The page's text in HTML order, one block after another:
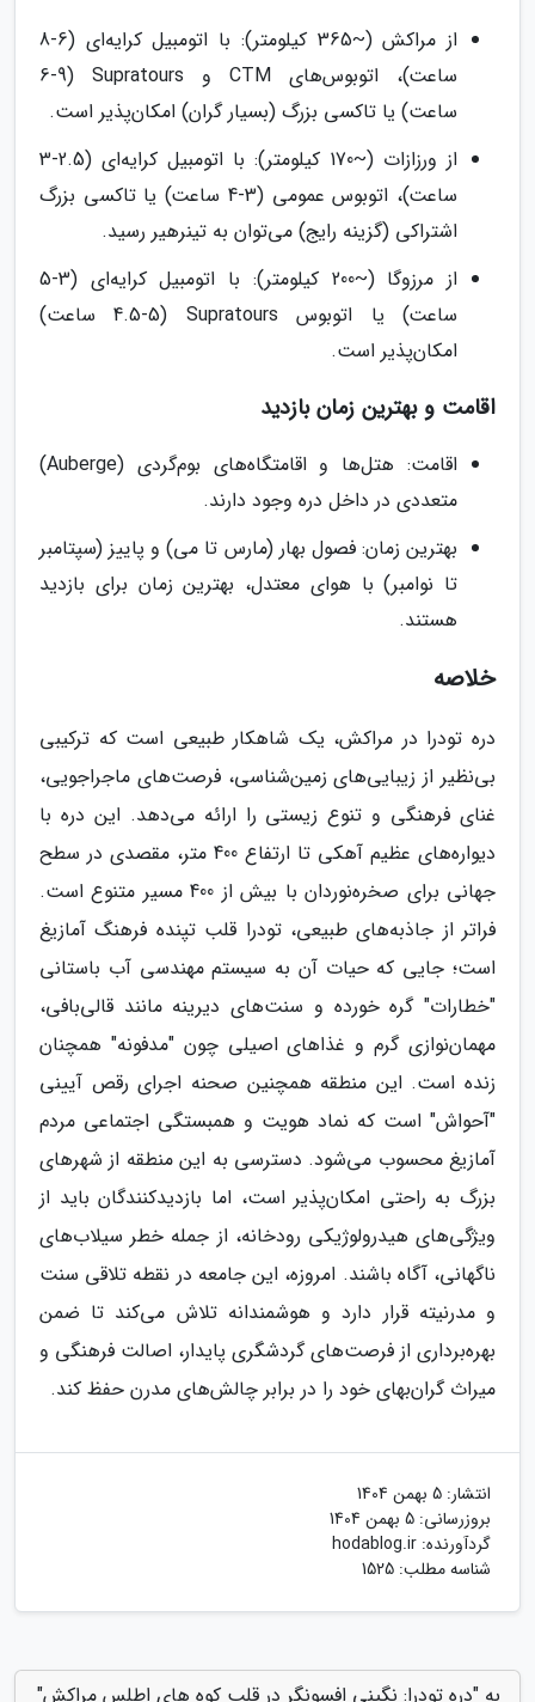
از مراکش (~365 کیلومتر): با اتومبیل کرایه‌ای (6-8
ساعت)، اتوبوس‌های CTM و Supratours (6-9
ساعت) یا تاکسی بزرگ (بسیار گران) امکان‌پذیر است.
از ورزازات (~170 کیلومتر): با اتومبیل کرایه‌ای (2.5-3
ساعت)، اتوبوس عمومی (3-4 ساعت) یا تاکسی بزرگ
اشتراکی (گزینه رایج) می‌توان به تینرهیر رسید.
از مرزوگا (~200 کیلومتر): با اتومبیل کرایه‌ای (3-5
ساعت) یا اتوبوس Supratours (4.5-5 ساعت)
امکان‌پذیر است.
اقامت و بهترین زمان بازدید
اقامت: هتل‌ها و اقامتگاه‌های بوم‌گردی (Auberge)
متعددی در داخل دره وجود دارند.
بهترین زمان: فصول بهار (مارس تا می) و پاییز (سپتامبر
تا نوامبر) با هوای معتدل، بهترین زمان برای بازدید
هستند.
خلاصه
دره تودرا در مراکش، یک شاهکار طبیعی است که ترکیبی
بی‌نظیر از زیبایی‌های زمین‌شناسی، فرصت‌های ماجراجویی،
غنای فرهنگی و تنوع زیستی را ارائه می‌دهد. این دره با
دیواره‌های عظیم آهکی تا ارتفاع 400 متر، مقصدی در سطح
جهانی برای صخره‌نوردان با بیش از 400 مسیر متنوع است.
فراتر از جاذبه‌های طبیعی، تودرا قلب تپنده فرهنگ آمازیغ
است؛ جایی که حیات آن به سیستم مهندسی آب باستانی
"خطارات" گره خورده و سنت‌های دیرینه مانند قالی‌بافی،
مهمان‌نوازی گرم و غذاهای اصیلی چون "مدفونه" همچنان
زنده است. این منطقه همچنین صحنه اجرای رقص آیینی
"آحواش" است که نماد هویت و همبستگی اجتماعی مردم
آمازیغ محسوب می‌شود. دسترسی به این منطقه از شهرهای
بزرگ به راحتی امکان‌پذیر است، اما بازدیدکنندگان باید از
ویژگی‌های هیدرولوژیکی رودخانه، از جمله خطر سیلاب‌های
ناگهانی، آگاه باشند. امروزه، این جامعه در نقطه تلاقی سنت
و مدرنیته قرار دارد و هوشمندانه تلاش می‌کند تا ضمن
بهره‌برداری از فرصت‌های گردشگری پایدار، اصالت فرهنگی و
میراث گران‌بهای خود را در برابر چالش‌های مدرن حفظ کند.
انتشار: 5 بهمن 1404
بروزرسانی: 5 بهمن 1404
گردآورنده: hodablog.ir
شناسه مطلب: 1525
به "دره تودرا: نگینی افسونگر در قلب کوه های اطلس مراکش"